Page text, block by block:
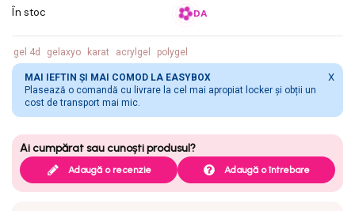
În stoc
DA
gel 4d gelaxyo karat acrylgel polygel
MAI IEFTIN ȘI MAI COMOD LA EASYBOX
Plasează o comandă cu livrare la cel mai apropiat locker și obții un
cost de transport mai mic.
X
Adaugă o recenzie Adaugă o întrebare